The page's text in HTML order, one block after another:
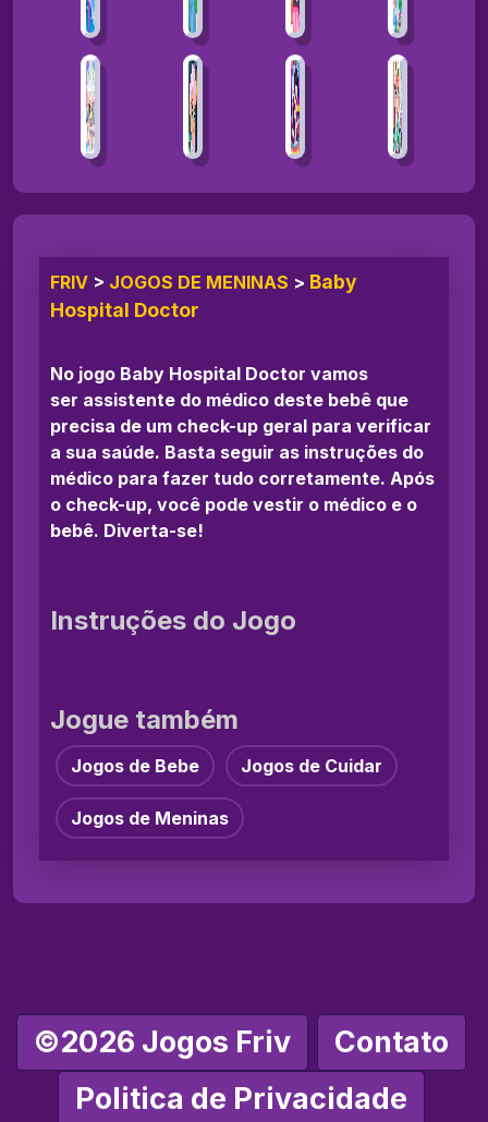
FRIV > JOGOS DE MENINAS > Baby
Hospital Doctor
No jogo Baby Hospital Doctor vamos
ser assistente do médico deste bebê que
precisa de um check-up geral para verificar
a sua saúde. Basta seguir as instruções do
médico para fazer tudo corretamente. Após
o check-up, você pode vestir o médico e o
bebê. Diverta-se!
Instruções do Jogo
Jogue também
Jogos de Bebe Jogos de Cuidar
Jogos de Meninas
©2026 Jogos Friv
Contato
Politica de Privacidade